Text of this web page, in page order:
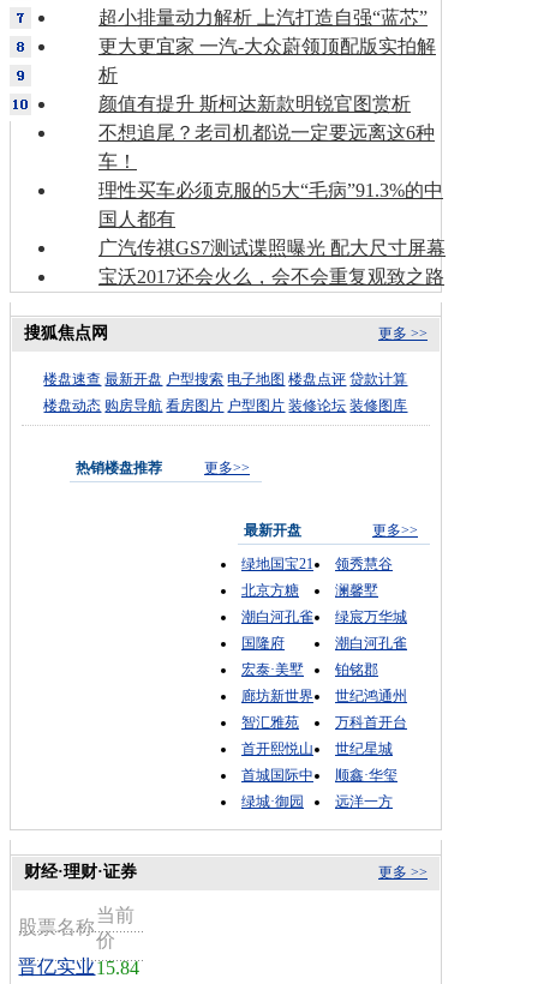
超小排量动力解析 上汽打造自强“蓝芯”
更大更宜家 一汽-大众蔚领顶配版实拍解
析
颜值有提升 斯柯达新款明锐官图赏析
不想追尾？老司机都说一定要远离这6种
车！
理性买车必须克服的5大“毛病”91.3%的中
国人都有
广汽传祺GS7测试谍照曝光 配大尺寸屏幕
宝沃2017还会火么，会不会重复观致之路
更多 >>
搜狐焦点网
楼盘速查 最新开盘 户型搜索 电子地图 楼盘点评 贷款计算
楼盘动态 购房导航 看房图片 户型图片 装修论坛 装修图库
热销楼盘推荐 更多>>
最新开盘
更多>>
绿地国宝21
领秀慧谷
北京方糖
澜馨墅
潮白河孔雀
绿宸万华城
国隆府
潮白河孔雀
宏泰·美墅
铂铭郡
廊坊新世界
世纪鸿通州
智汇雅苑
万科首开台
首开熙悦山
世纪星城
首城国际中
顺鑫·华玺
绿城·御园
远洋一方
更多 >>
财经·理财·证券
股票名称
当前
价
晋亿实业15.84